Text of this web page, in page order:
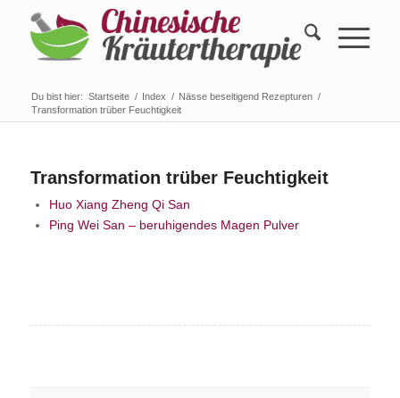
Du bist hier: Startseite / Index / Nässe beseitigend Rezepturen /
Transformation trüber Feuchtigkeit
Transformation trüber Feuchtigkeit
Huo Xiang Zheng Qi San
Ping Wei San – beruhigendes Magen Pulver